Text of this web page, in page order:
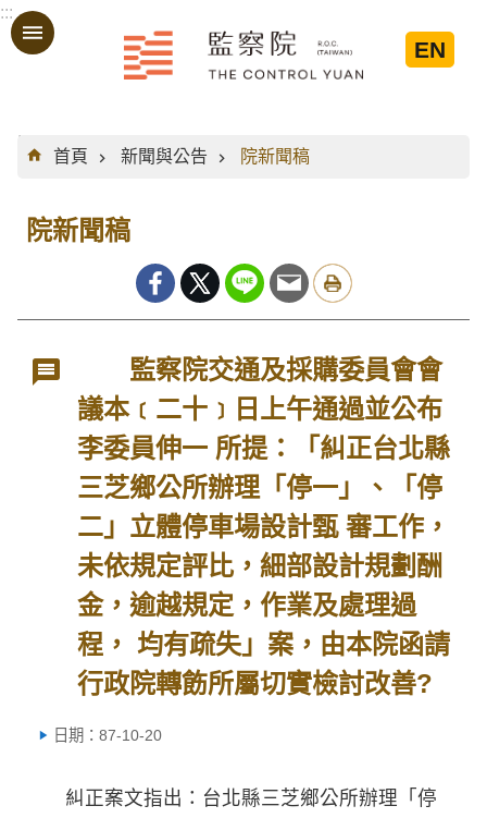
跳到主要內容區塊
:::
EN
:::
首頁
新聞與公告 院新聞稿
院新聞稿
監察院交通及採購委員會會
議本﹝二十﹞日上午通過並公布
李委員伸一 所提：「糾正台北縣
三芝鄉公所辦理「停一」、「停
二」立體停車場設計甄 審工作，
未依規定評比，細部設計規劃酬
金，逾越規定，作業及處理過
程， 均有疏失」案，由本院函請
行政院轉飭所屬切實檢討改善?
日期：87-10-20
糾正案文指出：台北縣三芝鄉公所辦理「停